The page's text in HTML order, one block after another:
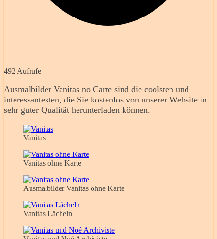
492 Aufrufe
Ausmalbilder Vanitas no Carte sind die coolsten und
interessantesten, die Sie kostenlos von unserer Website in
sehr guter Qualität herunterladen können.
Vanitas
Vanitas ohne Karte
Ausmalbilder Vanitas ohne Karte
Vanitas Lächeln